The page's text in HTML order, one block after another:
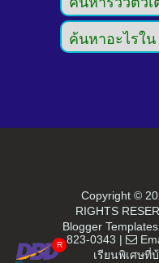
Copyright ©
RIGHTS
Blogger Templates
823-0343 |
เรียนพิเศษ